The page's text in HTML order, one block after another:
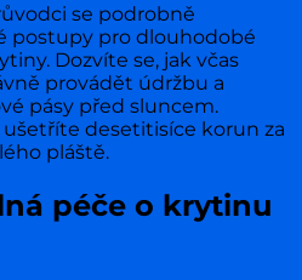
se podrobně
postupy pro dlouhodobé
Dozvíte se, jak včas
provádět údržbu a
pásy před sluncem.
desetitisíce korun za
pláště.
péče o krytinu